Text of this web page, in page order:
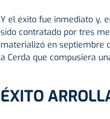
Y el éxito fue inmediato y,
sido contratado por tres
materializó en septiembre
a Cerda que compusiera
ÉXITO